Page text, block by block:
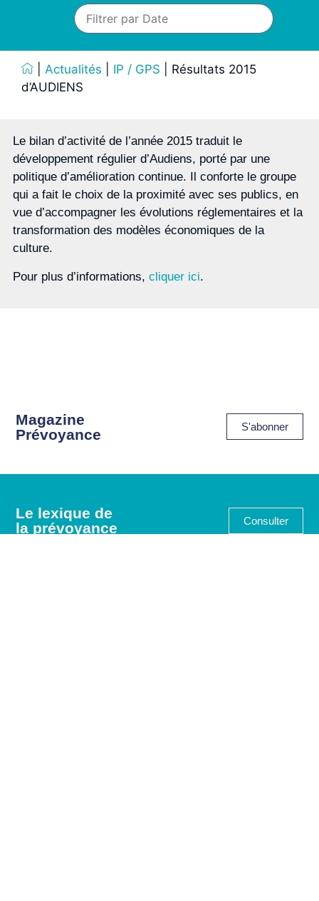
Actualités IP / GPS
Résultats 2015
d’AUDIENS
Le bilan d’activité de l’année 2015 traduit le
développement régulier d’Audiens, porté par une
politique d’amélioration continue. Il conforte le groupe
qui a fait le choix de la proximité avec ses publics, en
vue d’accompagner les évolutions réglementaires et la
transformation des modèles économiques de la
culture.
Pour plus d’informations, cliquer ici.
Magazine
Prévoyance
S'abonner
Le lexique de
la prévoyance
Consulter